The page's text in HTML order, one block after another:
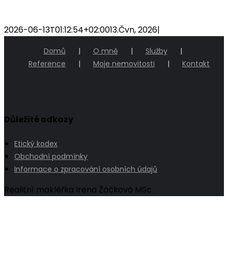
2026-06-13T01:12:54+02:0013.Čvn, 2026|
Důležité odkazy
Etický kodex
Obchodní podmínky
Informace o zpracování osobních údajů
Domů O mně
Služby
Reference
Moje nemovitosti Kontakt
Realitní makléřka Irena Žáčková MSc.